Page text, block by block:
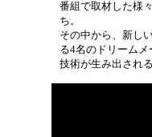
番組で取材した様
ち。
その中から、新し
る4名のドリーム
技術が生み出され